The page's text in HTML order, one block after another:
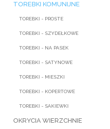
TOREBKI KOMUNIJNE
TOREBKI - PROSTE
TOREBKI - SZYDEŁKOWE
TOREBKI - NA PASEK
TOREBKI - SATYNOWE
TOREBKI - MIESZKI
TOREBKI - KOPERTOWE
TOREBKI - SAKIEWKI
OKRYCIA WIERZCHNIE